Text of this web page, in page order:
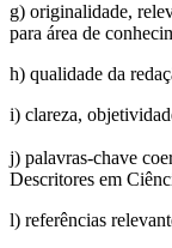
g) originalidade,
para área de
h) qualidade da
i) clareza,
j) palavras-chave
Descritores em
l) referências